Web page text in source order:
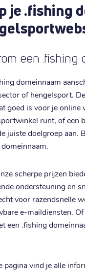
je .fishing
een .fishing
domeinnaam
of hengelsport.
goed is voor je online
runt, of een
juiste doelgroep aan.
scherpe prijzen
ondersteuning en
voor razendsnelle
e-maildiensten.
een .fishing
pagina vind je alle